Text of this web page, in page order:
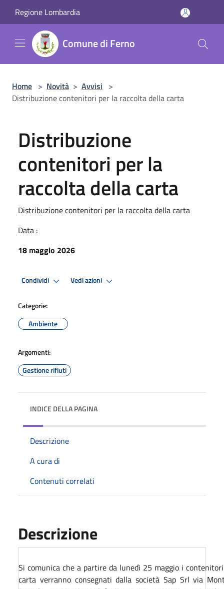
Regione Lombardia
Comune di Ferno
Home > Novità > Avvisi >
Distribuzione contenitori per la raccolta della carta
Distribuzione
contenitori per la
raccolta della carta
Distribuzione contenitori per la raccolta della carta
Data :
18 maggio 2026
Condividi Vedi azioni
Categorie:
Ambiente
Argomenti:
Gestione rifiuti
INDICE DELLA PAGINA
Descrizione
A cura di
Contenuti correlati
Descrizione
Si comunica che a partire da lunedì 25 maggio i
carta verranno consegnati dalla società Sap Srl via